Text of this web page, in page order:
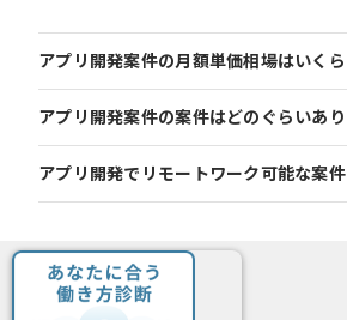
アプリ開発案件の月額単価相場はいく
アプリ開発案件の案件はどのぐらいあ
アプリ開発でリモートワーク可能な案